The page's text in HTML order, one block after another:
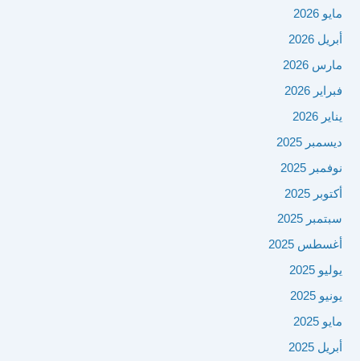
مايو 2026
أبريل 2026
مارس 2026
فبراير 2026
يناير 2026
ديسمبر 2025
نوفمبر 2025
أكتوبر 2025
سبتمبر 2025
أغسطس 2025
يوليو 2025
يونيو 2025
مايو 2025
أبريل 2025